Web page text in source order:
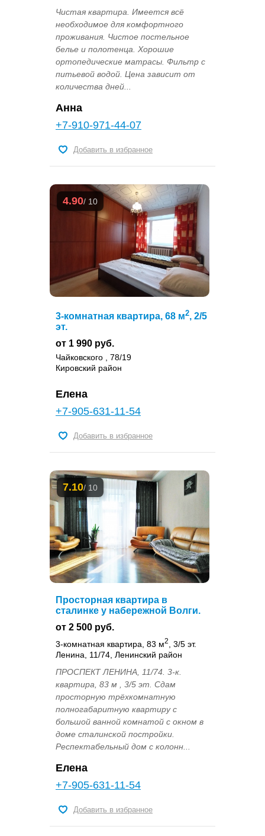
Чистая квартира. Имеется всё
необходимое для комфортного
проживания. Чистое постельное
белье и полотенца. Хорошие
ортопедические матрасы. Фильтр с
питьевой водой. Цена зависит от
количества дней...
Анна
+7-910-971-44-07
Добавить в избранное
4.90/ 10
3-комнатная квартира, 68 м2, 2/5
эт.
от 1 990 руб.
Чайковского , 78/19
Кировский район
Елена
+7-905-631-11-54
Добавить в избранное
7.10/ 10
Просторная квартира в
сталинке у набережной Волги.
от 2 500 руб.
3-комнатная квартира, 83 м2
, 3/5 эт.
Ленина, 11/74, Ленинский район
ПРОСПЕКТ ЛЕНИНА, 11/74. 3-к.
квартира, 83 м , 3/5 эт. Сдам
просторную трёхкомнатную
полногабаритную квартиру с
большой ванной комнатой с окном в
доме сталинской постройки.
Респектабельный дом с колонн...
Елена
+7-905-631-11-54
Добавить в избранное